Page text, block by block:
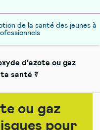
de la santé des jeunes à
d’azote ou gaz
santé ?
ou gaz
pour